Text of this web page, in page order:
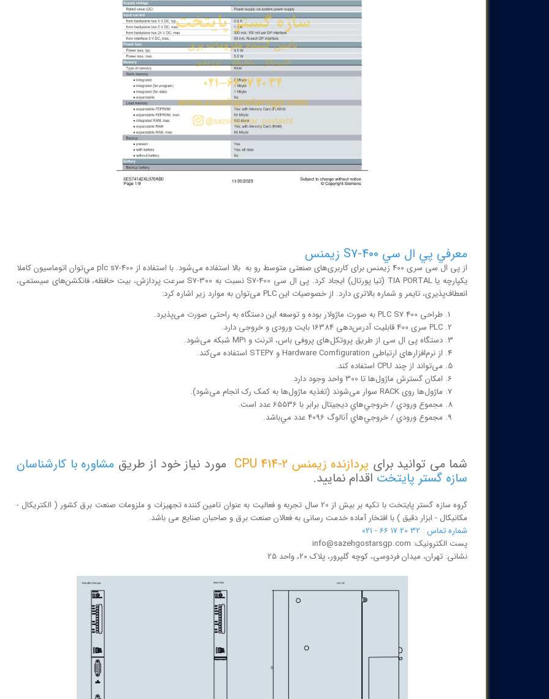
معرفي پي ال سي S7-400 زيمنس
از پی ال سی سری 400 زیمنس برای کاربری‌های صنعتی متوسط رو به بالا استفاده می‌شود. با استفاده از plc s7-400 مي‌توان اتوماسيون كاملا
يكپارچه يا TIA PORTAL (تيا پورتال) ايجاد كرد. پی ال سی S7-400 نسبت به S7-300 سرعت پردازش، بیت حافظه، فانکشن‌های سیستمی،
انعطاف‌پذیری، تایمر و شماره بالاتری دارد. از خصوصیات این PLC می‌توان به موارد زیر اشاره کرد:
طراحی PLC S7 400 به صورت ماژولار بوده و توسعه این دستگاه به راحتی صورت می‌پذیرد.
PLC سری 400 قابلیت آدرس‌دهی 16384 بایت ورودی و خروجی دارد.
دستگاه پی ال سی از طریق پروتکل‌های پروفی باس، اترنت و MP1 شبکه می‌شود.
از نرم‌افزارهای ارتباطی Hardware Comfiguration و STEP7 استفاده می‌کند.
می‌تواند از چند CPU استفاده کند.
امکان گسترش ماژول‌ها تا 300 واحد وجود دارد.
ماژول‌ها روی RACK سوار می‌شوند (تغذیه ماژول‌ها به کمک رک انجام می‌شود).
مجموع ورودي / خروجي‌هاي ديجيتال برابر با 65536 عدد است.
مجموع ورودي / خروجي‌هاي آنالوگ 4096 عدد مي‌باشد.
شما می توانید برای پردازنده زيمنس 2-414 CPU مورد نیاز خود از طریق مشاوره با کارشناسان
سازه گستر پایتخت اقدام نمایید.
گروه سازه گستر پایتخت با تکیه بر بیش از 20 سال تجربه و فعالیت به عنوان تامین کننده تجهیزات و ملزومات صنعت برق کشور ( الکتریکال -
مکانیکال - ابزار دقیق ) با افتخار آماده خدمت رسانی به فعالان صنعت برق و صاحبان صنایع می باشد.
شماره تماس : 32 20 17 66 - 021
پست الکترونیک: info@sazehgostarsgp.com
نشانی: تهران، میدان فردوسی، کوچه گلپرور، پلاک 20، واحد 25